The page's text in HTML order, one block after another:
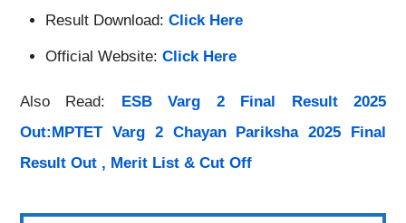
Result Download: Click Here
Official Website: Click Here
Also Read: ESB Varg 2 Final Result 2025
Out:MPTET Varg 2 Chayan Pariksha 2025 Final
Result Out , Merit List & Cut Off